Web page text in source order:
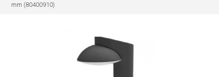
mm (80400910)